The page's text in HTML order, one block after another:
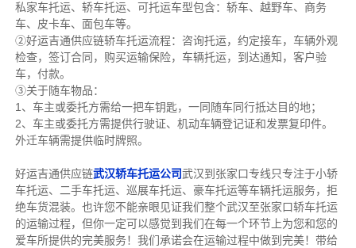
私家车托运、轿车托运、可托运车型包含：轿车、越野车、商务
车、皮卡车、面包车等。
②好运吉通供应链轿车托运流程：咨询托运，约定接车，车辆外观
检查，签订合同，购买运输保险，车辆托运，到达通知，客户验
车，付款。
③关于随车物品：
1、车主或委托方需给一把车钥匙，一同随车同行抵达目的地；
2、车主或委托方需提供行驶证、机动车辆登记证和发票复印件。
外迁车辆需提供临时牌照。
好运吉通供应链武汉轿车托运公司武汉到张家口专线只专注于小轿
车托运、二手车托运、巡展车托运、豪车托运等车辆托运服务，拒
绝车货混装。也许您不能亲眼见证我们整个武汉至张家口轿车托运
的运输过程，但你一定可以感觉到我们在每一个环节上为您和您的
爱车所提供的完美服务！我们承诺会在运输过程中做到完美！带给